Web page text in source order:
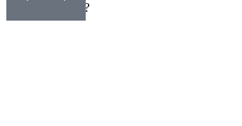
¿Qué Necesitas?